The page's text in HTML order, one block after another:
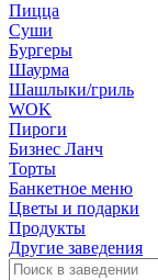
Пицца
Суши
Бургеры
Шаурма
Шашлыки/гриль
WOK
Пироги
Бизнес Ланч
Торты
Банкетное меню
Цветы и подарки
Продукты
Другие заведения